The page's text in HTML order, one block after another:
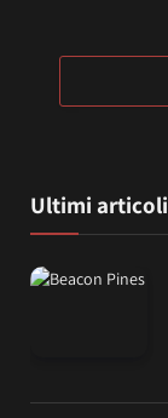
Ultimi articoli